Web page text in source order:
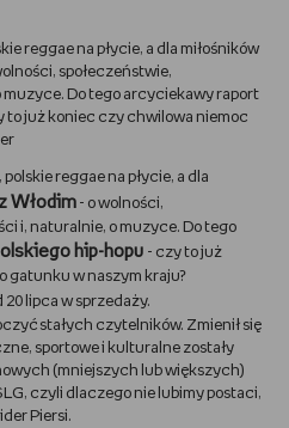
reggae na płycie, a dla miłośników
społeczeństwie,
Do tego arcyciekawy raport
to już koniec czy chwilowa niemoc
, polskie reggae na płycie, a dla
Włodim - o wolności,
i, naturalnie, o muzyce. Do tego
hip-hopu - czy to już
gatunku w naszym kraju?
20 lipca w sprzedaży.
stałych czytelników. Zmienił się
sportowe i kulturalne zostały
(mniejszych lub większych)
czyli dlaczego nie lubimy postaci,
Piersi.